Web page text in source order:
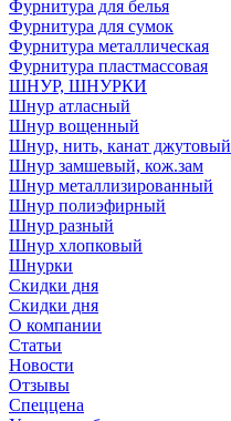
Фурнитура для белья
Фурнитура для сумок
Фурнитура металлическая
Фурнитура пластмассовая
ШНУР, ШНУРКИ
Шнур атласный
Шнур вощенный
Шнур, нить, канат джутовый
Шнур замшевый, кож.зам
Шнур металлизированный
Шнур полиэфирный
Шнур разный
Шнур хлопковый
Шнурки
Скидки дня
Скидки дня
О компании
Статьи
Новости
Отзывы
Спеццена